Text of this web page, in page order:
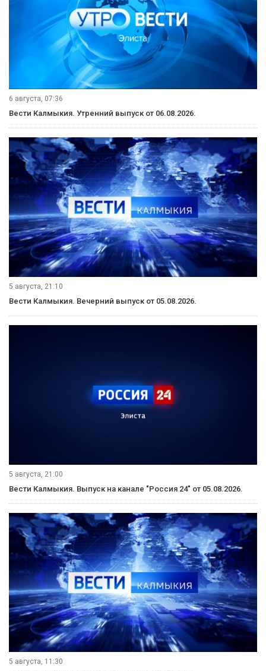
6 августа, 07:36
Вести Калмыкия. Утренний выпуск от 06.08.2026.
5 августа, 21:10
Вести Калмыкия. Вечерний выпуск от 05.08.2026.
5 августа, 21:00
Вести Калмыкия. Выпуск на канале "Россия 24" от 05.08.2026.
5 августа, 11:30